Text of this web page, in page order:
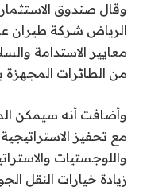
وقال صندوق
الرياض شركة طيران
معايير الاستدامة
من الطائرات المجهزة
وأضافت أنه سيمكن
مع تحفيز
واللوجستيات
زيادة خيارات النقل